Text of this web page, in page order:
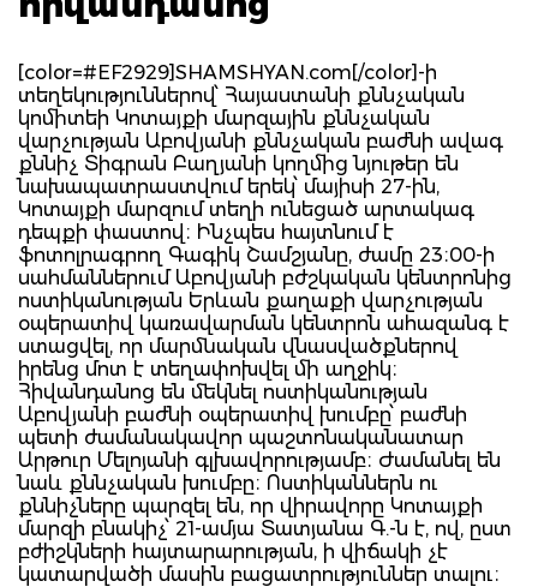
[color=#EF2929]SHAMSHYAN.com[/color]-ի
տեղեկություններով՝ Հայաստանի քննչական
կոմիտեի Կոտայքի մարզային քննչական
վարչության Աբովյանի քննչական բաժնի ավագ
քննիչ Տիգրան Բաղյանի կողմից նյութեր են
նախապատրաստվում երեկ՝ մայիսի 27-ին,
Կոտայքի մարզում տեղի ունեցած արտակագ
դեպքի փաստով։ Ինչպես հայտնում է
ֆոտոլրագրող Գագիկ Շամշյանը, ժամը 23։00-ի
սահմաններում Աբովյանի բժշկական կենտրոնից
ոստիկանության Երևան քաղաքի վարչության
օպերատիվ կառավարման կենտրոն ահազանգ է
ստացվել, որ մարմնական վնասվածքներով
իրենց մոտ է տեղափոխվել մի աղջիկ։
Հիվանդանոց են մեկնել ոստիկանության
Աբովյանի բաժնի օպերատիվ խումբը՝ բաժնի
պետի ժամանակավոր պաշտոնականատար
Արթուր Մելոյանի գլխավորությամբ։ Ժամանել են
նաև քննչական խումբը։ Ոստիկաններն ու
քննիչները պարզել են, որ վիրավորը Կոտայքի
մարզի բնակիչ՝ 21-ամյա Տատյանա Գ.-ն է, ով, ըստ
բժիշկների հայտարարության, ի վիճակի չէ
կատարվածի մասին բացատրություններ տալու։